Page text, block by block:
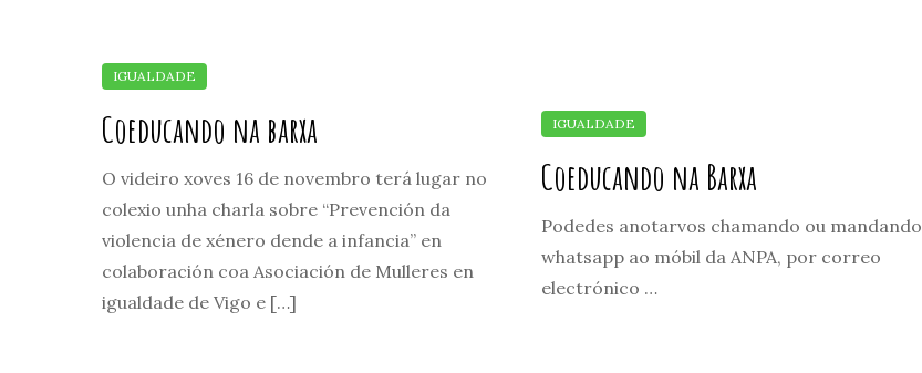
Coeducando na barxa
O videiro xoves 16 de novembro terá lugar no
colexio unha charla sobre “Prevención da
violencia de xénero dende a infancia” en
colaboración coa Asociación de Mulleres en
igualdade de Vigo e […]
Coeducando na Barxa
Podedes anotarvos chamando ou mandando
whatsapp ao móbil da ANPA, por correo
electrónico …